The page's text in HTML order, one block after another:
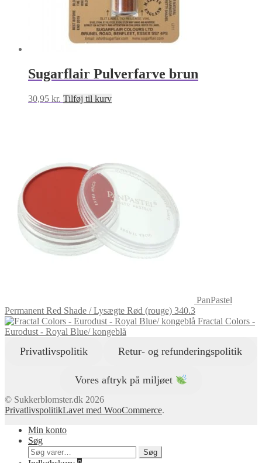
Sugarflair Pulverfarve brun
30,95 kr. Tilføj til kurv
PanPastel
Permanent Red Shade / Lysægte Rød (rouge) 340.3
Fractal Colors -
Eurodust - Royal Blue/ kongeblå
Privatlivspolitik Retur- og refunderingspolitik
Vores aftryk på miljøet
© Sukkerblomster.dk 2026
PrivatlivspolitikLavet med WooCommerce.
Min konto
Søg
Søg
efter:
Søg